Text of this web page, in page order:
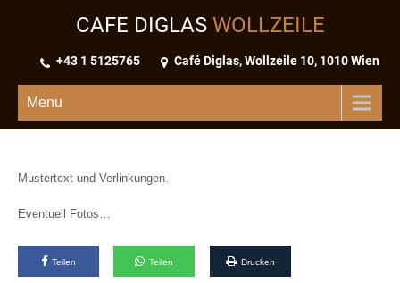
CAFE DIGLAS WOLLZEILE
+43 1 5125765 Café Diglas, Wollzeile 10, 1010 Wien
Menu
Mustertext und Verlinkungen.
Eventuell Fotos…
Teilen Teilen Drucken